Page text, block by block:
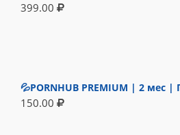
399.00
💦PORNHUB PREMIUM | 2 мес |
150.00